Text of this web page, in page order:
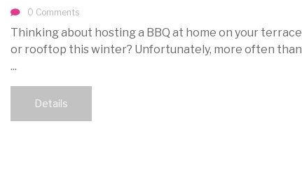
0 Comments
Thinking about hosting a BBQ at home on your terrace
or rooftop this winter? Unfortunately, more often than
...
Details